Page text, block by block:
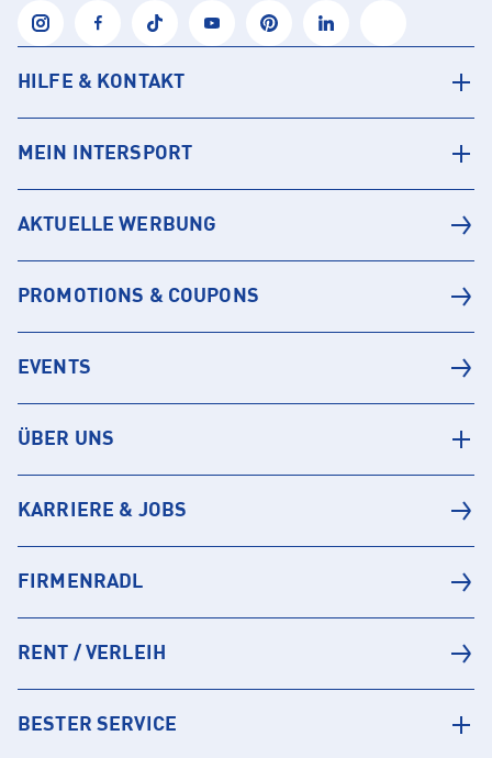
HILFE & KONTAKT
MEIN INTERSPORT
AKTUELLE WERBUNG
PROMOTIONS & COUPONS
EVENTS
ÜBER UNS
KARRIERE & JOBS
FIRMENRADL
RENT / VERLEIH
BESTER SERVICE